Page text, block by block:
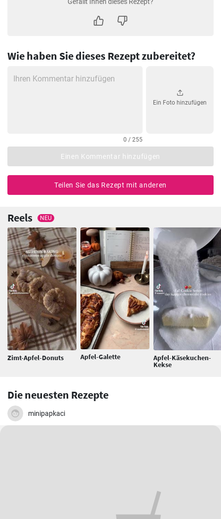
Wie haben Sie dieses Rezept zubereitet?
0 / 255
Ein Foto hinzufügen
Einen Kommentar hinzufügen
Teilen Sie das Rezept mit anderen
Reels NEU
Zimt-Apfel-Donuts Apfel-Galette Apfel-Käsekuchen-
Kekse
Die neuesten Rezepte
minipapkaci